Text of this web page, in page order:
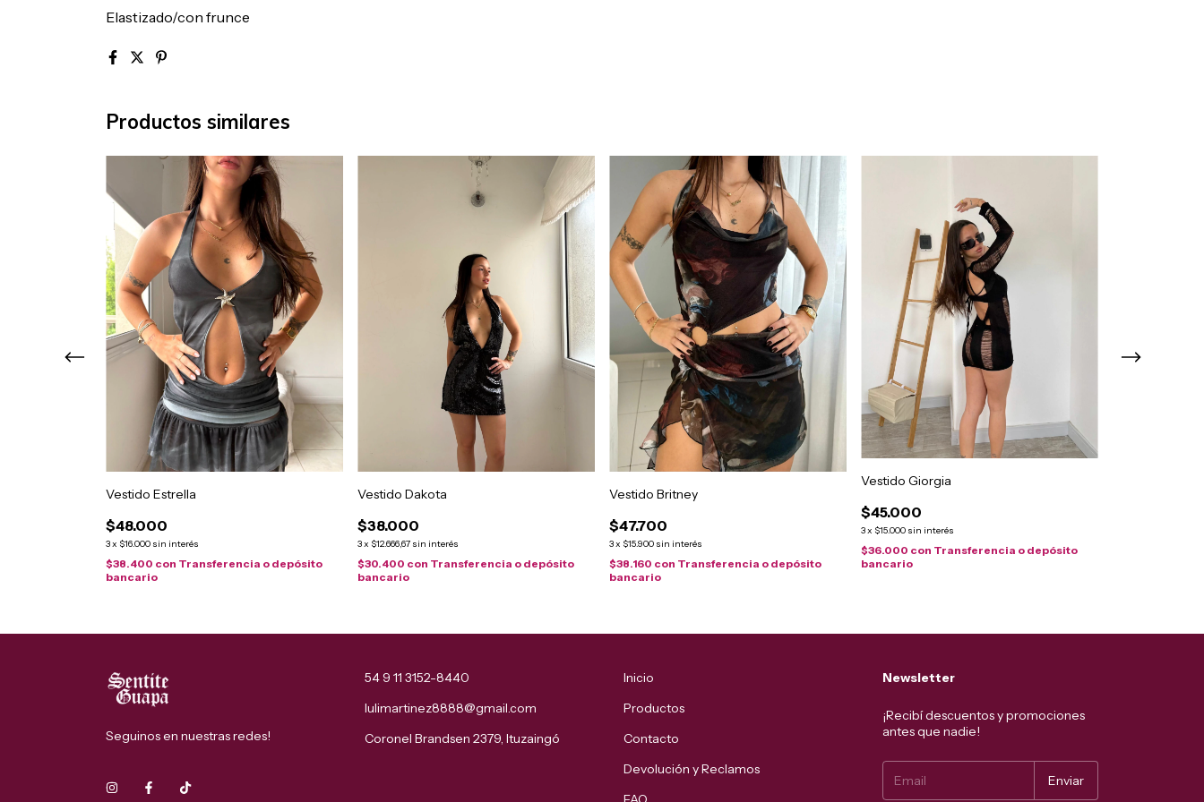
Elastizado/con frunce
Productos similares
Vestido Estrella
$48.000
3x $16.000 sin interés
$38.400 con Transferencia o depósito
bancario
Vestido Dakota
$38.000
3x $12.666,67 sin interés
$30.400 con Transferencia o depósito
bancario
Vestido Britney
$47.700
3x $15.900 sin interés
$38.160 con Transferencia o depósito
bancario
Vestido Giorgia
$45.000
3x $15.000 sin interés
$36.000 con Transferencia o depósito
bancario
Seguinos en nuestras redes!
54 9 11 3152-8440
lulimartinez8888@gmail.com
Coronel Brandsen 2379, Ituzaingó
Inicio
Productos
Contacto
Devolución y Reclamos
Newsletter
¡Recibí descuentos y promociones
antes que nadie!